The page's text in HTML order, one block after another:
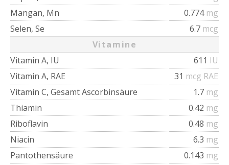
Mangan, Mn
0.774 mg
Selen, Se
6.7 mcg
Vitamine
Vitamin A, IU
611 IU
Vitamin A, RAE
31 mcg RAE
Vitamin C, Gesamt Ascorbinsäure
1.7 mg
Thiamin
0.42 mg
Riboflavin
0.48 mg
Niacin
6.3 mg
Pantothensäure
0.143 mg